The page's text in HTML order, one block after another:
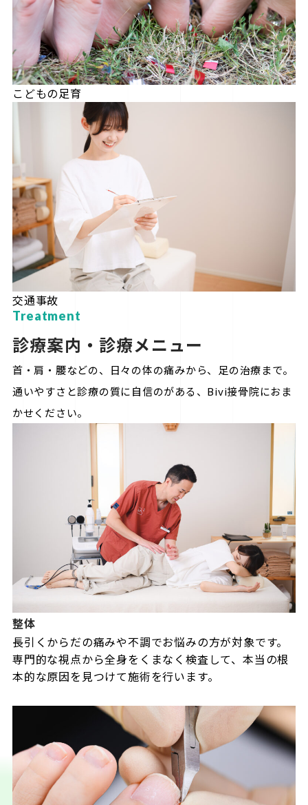
こどもの足育
交通事故
Treatment
診療案内・診療メニュー
首・肩・腰などの、日々の体の痛みから、足の治療まで。
通いやすさと診療の質に自信のがある、Bivi接骨院におま
かせください。
整体
長引くからだの痛みや不調でお悩みの方が対象です。
専門的な視点から全身をくまなく検査して、本当の根
本的な原因を見つけて施術を行います。